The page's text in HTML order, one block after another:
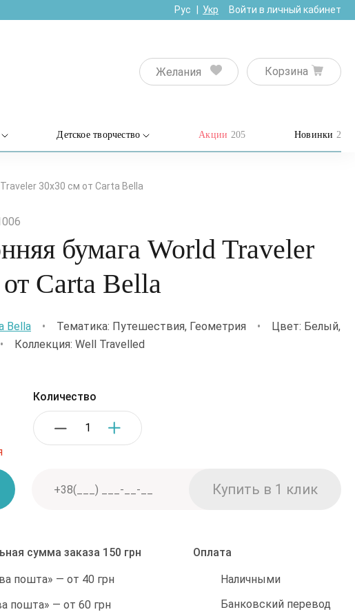
Рус Укр Войти в личный кабинет
Желания Корзина
Детское творчество Акции 205 Новинки 2
30х30 см от Carta Bella
бумага World Traveler
Carta Bella
Bella • Тематика: Путешествия, Геометрия •
Цвет: Белый,
Коллекция: Well Travelled
Количество
сумма заказа 150 грн
пошта» — от 40 грн
пошта» — от 60 грн
Оплата
Наличными
Банковский перевод